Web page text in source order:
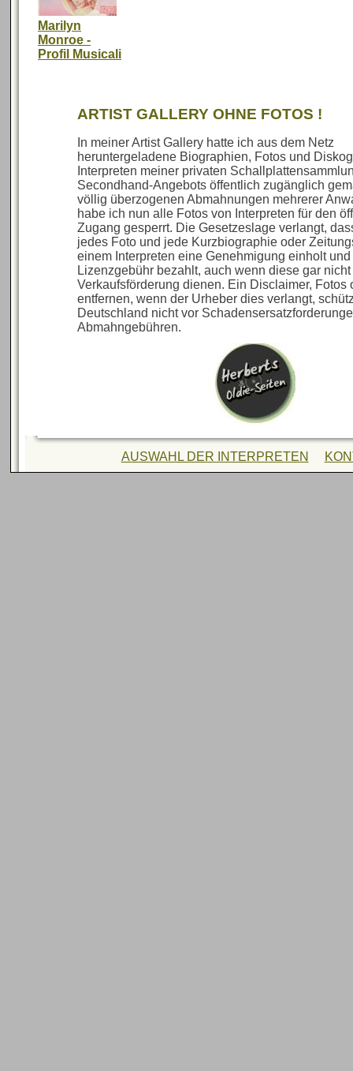
Marilyn
Monroe -
Profil Musicali
ARTIST GALLERY OHNE FOTOS !
In meiner Artist Gallery hatte ich aus dem Netz
heruntergeladene Biographien, Fotos und
Interpreten meiner privaten
Secondhand-Angebots öffentlich zugänglich
völlig überzogenen Abmahnungen mehrerer
habe ich nun alle Fotos von Interpreten für den
Zugang gesperrt. Die Gesetzeslage verlangt,
jedes Foto und jede Kurzbiographie oder
einem Interpreten eine Genehmigung einholt
Lizenzgebühr bezahlt, auch wenn diese gar nicht
Verkaufsförderung dienen. Ein Disclaimer, Fotos
entfernen, wenn der Urheber dies verlangt,
Deutschland nicht vor
Abmahngebühren.
AUSWAHL DER INTERPRETEN